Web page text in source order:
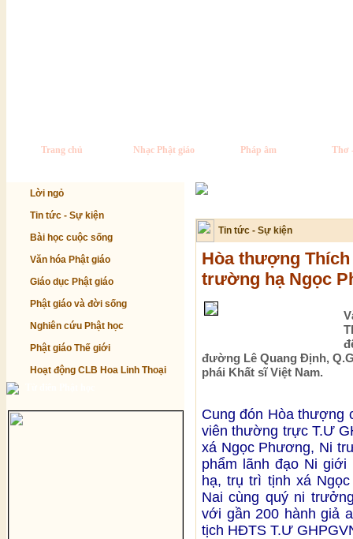
Trang chủ Nhạc Phật giáo Pháp âm Thơ
Lời ngỏ
Tin tức - Sự kiện
Bài học cuộc sống
Văn hóa Phật giáo
Giáo dục Phật giáo
Phật giáo và đời sống
Nghiên cứu Phật học
Phật giáo Thế giới
Hoạt động CLB Hoa Linh Thoại
Tin tức - Sự kiện
Hòa thượng
trường hạ Ngọc
đường Lê Quang Định,
phái Khất sĩ Việt Nam.
Cung đón Hòa thượng
viên thường trực T.Ư
xá Ngọc Phương, Ni
phẩm lãnh đạo Ni
hạ, trụ trì tịnh xá
Nai cùng quý ni
với gần 200 hành giả
tịch HĐTS T.Ư